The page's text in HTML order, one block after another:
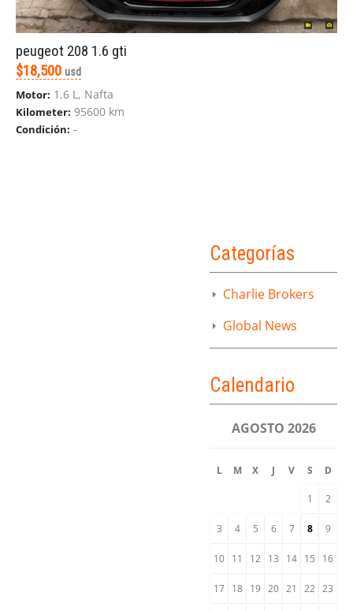
peugeot 208 1.6 gti
$18,500 usd
Motor: 1.6 L, Nafta
Kilometer: 95600 km
Condición: -
Categorías
Charlie Brokers
Global News
Calendario
AGOSTO 2026
L M X J V S D
1 2
3 4 5 6 7 8 9
10 11 12 13 14 15 16
17 18 19 20 21 22 23